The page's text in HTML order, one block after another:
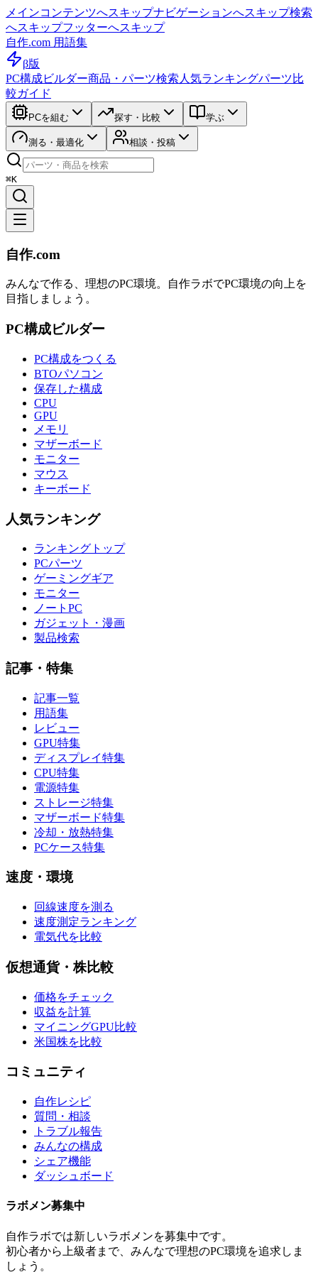
メインコンテンツへスキップナビゲーションへスキップ検索
へスキップフッターへスキップ
自作.com 用語集
β版
PC構成ビルダー商品・パーツ検索 人気ランキングパーツ比
較ガイド
PCを組む 探す・比較 学ぶ
測る・最適化 相談・投稿
⌘K
自作.com
みんなで作る、理想のPC環境。 自作ラボでPC環境の向上を
目指しましょう。
PC構成ビルダー
PC構成をつくる
BTOパソコン
保存した構成
CPU
GPU
メモリ
マザーボード
モニター
マウス
キーボード
人気ランキング
ランキングトップ
PCパーツ
ゲーミングギア
モニター
ノートPC
ガジェット・漫画
製品検索
記事・特集
記事一覧
用語集
レビュー
GPU特集
ディスプレイ特集
CPU特集
電源特集
ストレージ特集
マザーボード特集
冷却・放熱特集
PCケース特集
速度・環境
回線速度を測る
速度測定ランキング
電気代を比較
仮想通貨・株比較
価格をチェック
収益を計算
マイニングGPU比較
米国株を比較
コミュニティ
自作レシピ
質問・相談
トラブル報告
みんなの構成
シェア機能
ダッシュボード
ラボメン募集中
自作ラボでは新しいラボメンを募集中です。
初心者から上級者まで、みんなで理想のPC環境を追求しま
しょう。